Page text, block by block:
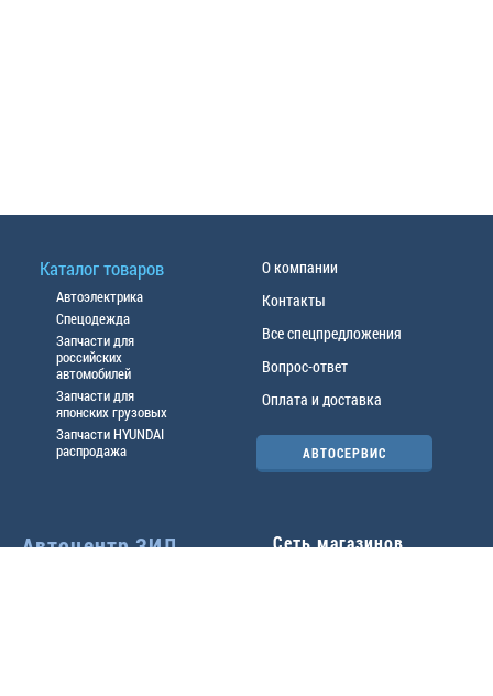
Каталог товаров
Автоэлектрика
Спецодежда
Запчасти для
российских
автомобилей
Запчасти для
японских грузовых
Запчасти HYUNDAI
распродажа
О компании
Контакты
Все спецпредложения
Вопрос-ответ
Оплата и доставка
АВТОСЕРВИС
Автоцентр ЗИЛ
Сеть магазинов